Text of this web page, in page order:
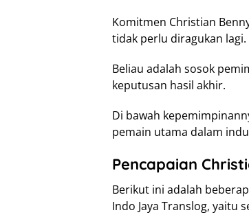
Komitmen Christian
tidak perlu diragukan lagi.
Beliau adalah sosok
keputusan hasil akhir.
Di bawah
pemain utama dalam
Pencapaian
Berikut ini adalah
Indo Jaya Translog, yaitu